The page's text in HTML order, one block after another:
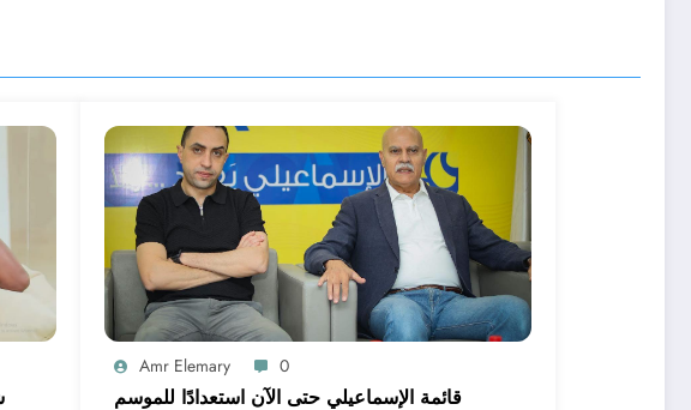
Amr Elemary 0
قائمة الإسماعيلي حتى الآن استعدادًا للموسم